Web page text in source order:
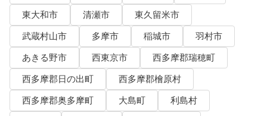
東大和市
清瀬市
東久留米市
武蔵村山市
多摩市 稲城市
羽村市
あきる野市
西東京市
西多摩郡瑞穂町
西多摩郡日の出町
西多摩郡檜原村
西多摩郡奥多摩町
大島町
利島村